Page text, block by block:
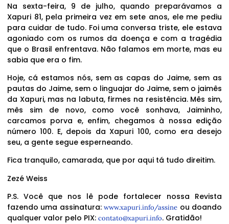
Na sexta-feira, 9 de julho, quando preparávamos a
Xapuri 81, pela primeira vez em sete anos, ele me pediu
para cuidar de tudo. Foi uma conversa triste, ele estava
agoniado com os rumos da doença e com a tragédia
que o Brasil enfrentava. Não falamos em morte, mas eu
sabia que era o fim.
Hoje, cá estamos nós, sem as capas do Jaime, sem as
pautas do Jaime, sem o linguajar do Jaime, sem o jaimês
da Xapuri, mas na labuta, firmes na resistência. Mês sim,
mês sim de novo, como você sonhava, Jaiminho,
carcamos porva e, enfim, chegamos à nossa edição
número 100. E, depois da Xapuri 100, como era desejo
seu, a gente segue esperneando.
Fica tranquilo, camarada, que por aqui tá tudo direitim.
Zezé Weiss
P.S. Você que nos lê pode fortalecer nossa Revista
fazendo uma assinatura:www.xapuri.info/assine ou doando
qualquer valor pelo PIX: contato@xapuri.info. Gratidão!